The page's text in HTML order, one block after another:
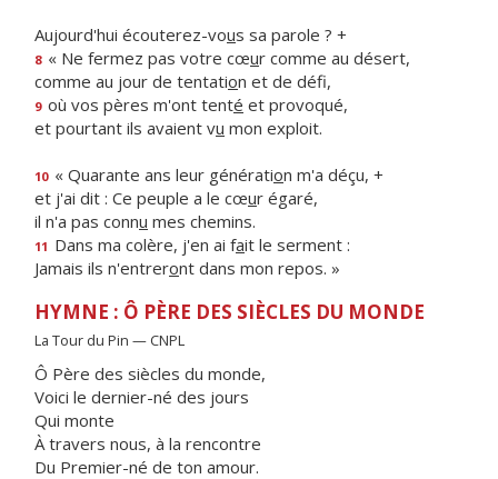
Aujourd'hui écouterez-vous sa parole ? +
8 « Ne fermez pas votre cœur comme au désert,
comme au jour de tentation et de défi,
9 où vos pères m'ont tenté et provoqué,
et pourtant ils avaient vu mon exploit.
10 « Quarante ans leur génération m'a déçu, +
et j'ai dit : Ce peuple a le cœur égaré,
il n'a pas connu mes chemins.
11 Dans ma colère, j'en ai fait le serment :
Jamais ils n'entreront dans mon repos. »
HYMNE : Ô PÈRE DES SIÈCLES DU MONDE
La Tour du Pin — CNPL
Ô Père des siècles du monde,
Voici le dernier-né des jours
Qui monte
À travers nous, à la rencontre
Du Premier-né de ton amour.